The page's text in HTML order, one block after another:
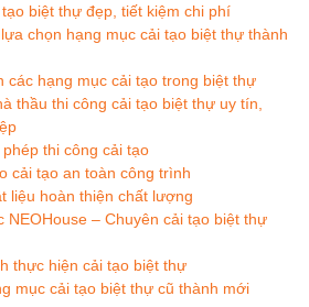
biệt thự đẹp, tiết kiệm chi phí
chọn hạng mục cải tạo biệt thự thành
các hạng mục cải tạo trong biệt thự
thầu thi công cải tạo biệt thự uy tín,
thi công cải tạo
cải tạo an toàn công trình
liệu hoàn thiện chất lượng
NEOHouse – Chuyên cải tạo biệt thự
thực hiện cải tạo biệt thự
mục cải tạo biệt thự cũ thành mới